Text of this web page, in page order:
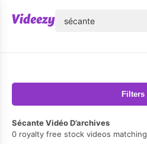
Filters
Sécante Vidéo D’archives
0 royalty free stock videos matching